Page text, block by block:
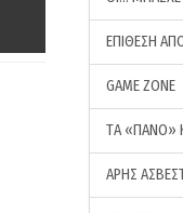
ΕΠΙΘΕΣΗ
GAME ZONE
ΤA «ΠΑΝΟ»
ΑΡΗΣ